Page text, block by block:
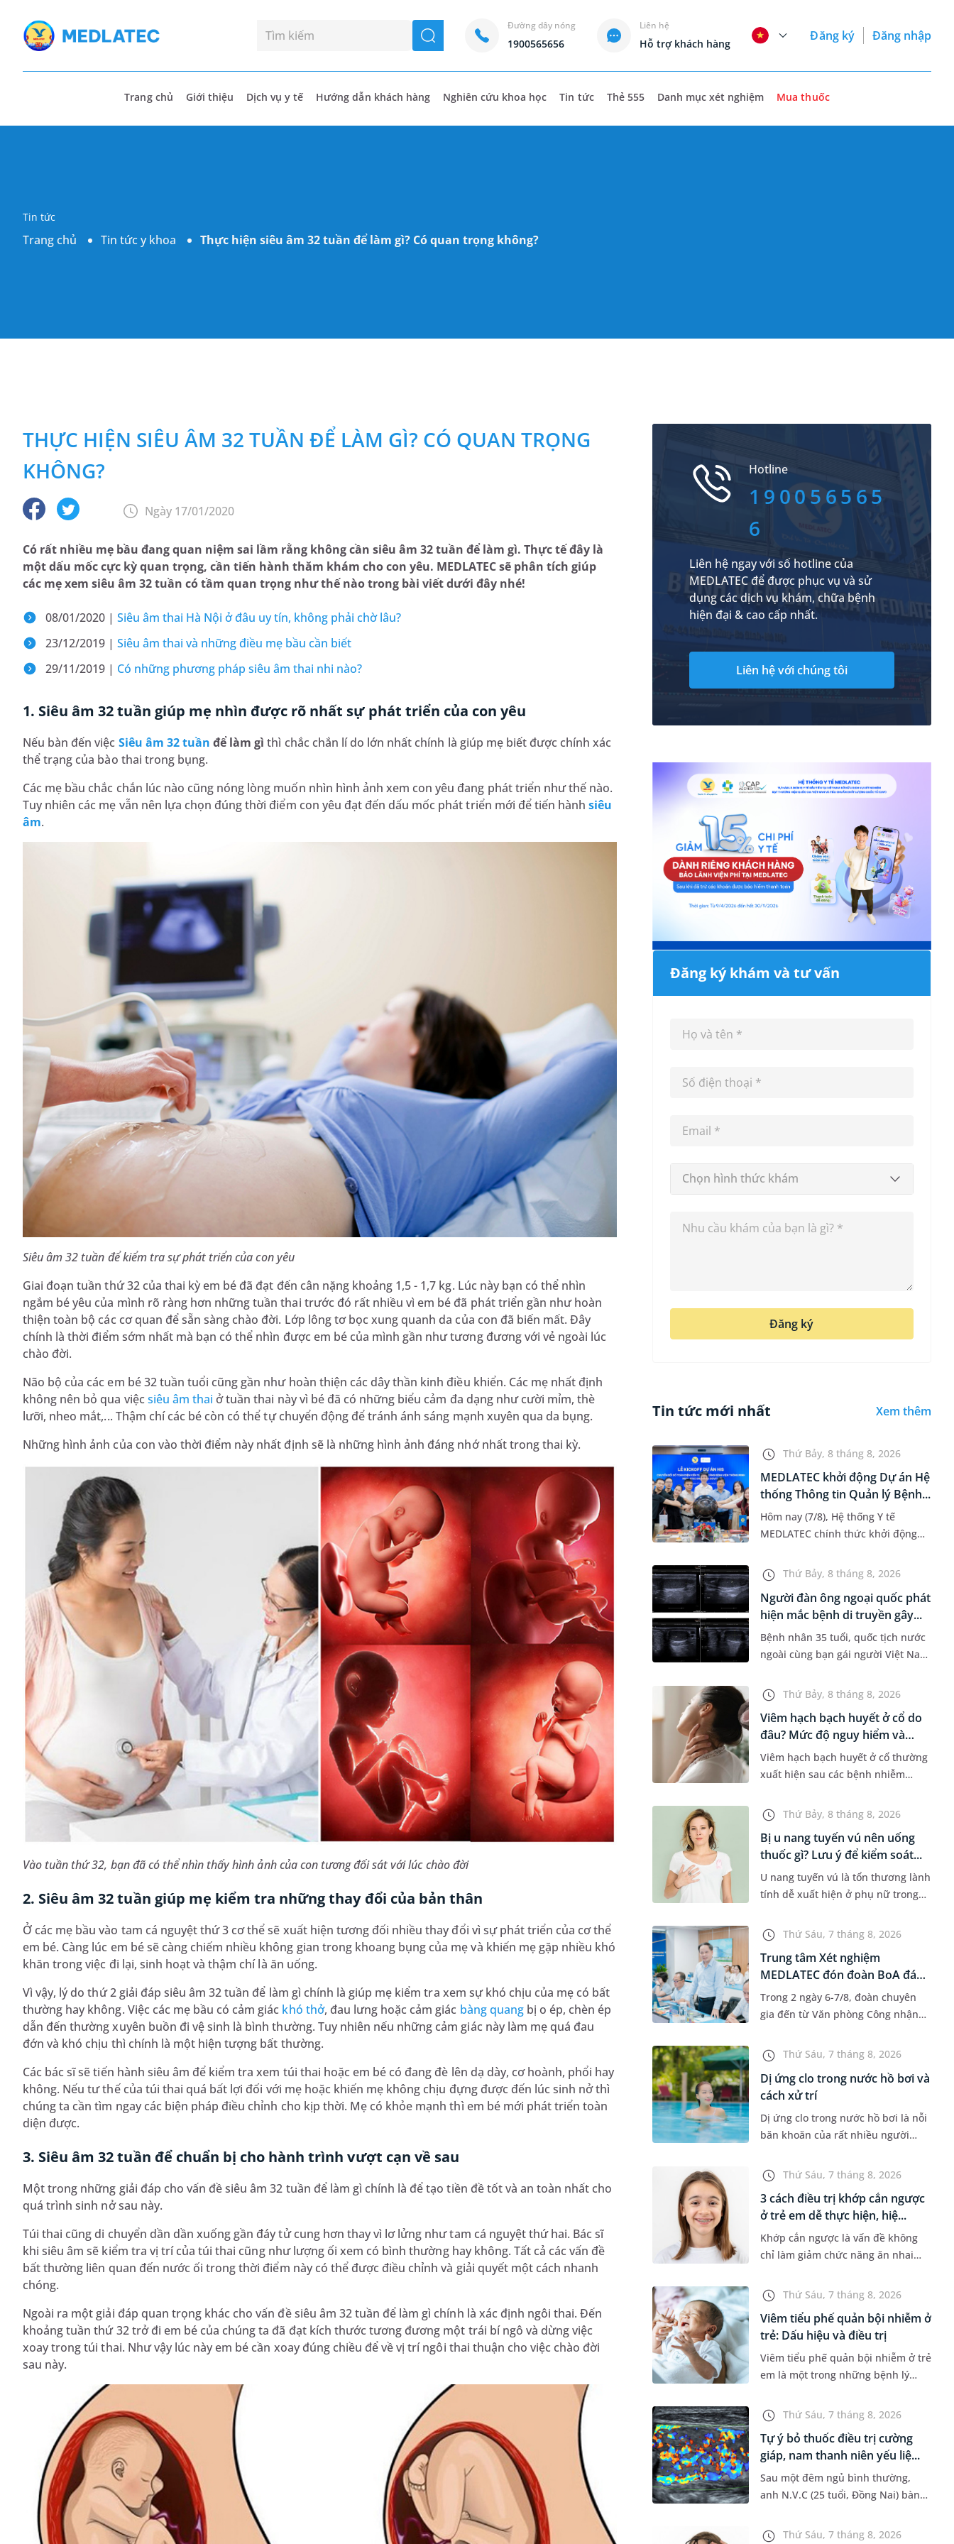
seach
Đường dây nóng
1900565656
Liên hệ
Hỗ trợ khách hàng
Đăng ký Đăng nhập
Trang chủ Giới thiệu Dịch vụ y tế Hướng dẫn khách hàng Nghiên cứu khoa học Tin tức Thẻ 555 Danh mục xét nghiệm Mua thuốc
Tin tức
Trang chủ Tin tức y khoa Thực hiện siêu âm 32 tuần để làm gì? Có quan trọng không?
THỰC HIỆN SIÊU ÂM 32 TUẦN ĐỂ LÀM GÌ? CÓ QUAN TRỌNG
KHÔNG?
Ngày 17/01/2020
Có rất nhiều mẹ bầu đang quan niệm sai lầm rằng không cần siêu âm 32 tuần để làm gì. Thực tế đây là
một dấu mốc cực kỳ quan trọng, cần tiến hành thăm khám cho con yêu. MEDLATEC sẽ phân tích giúp
các mẹ xem siêu âm 32 tuần có tầm quan trọng như thế nào trong bài viết dưới đây nhé!
08/01/2020 | Siêu âm thai Hà Nội ở đâu uy tín, không phải chờ lâu?
23/12/2019 | Siêu âm thai và những điều mẹ bầu cần biết
29/11/2019 | Có những phương pháp siêu âm thai nhi nào?
1. Siêu âm 32 tuần giúp mẹ nhìn được rõ nhất sự phát triển của con yêu
Nếu bàn đến việc Siêu âm 32 tuần để làm gìthì chắc chắn lí do lớn nhất chính là giúp mẹ biết được chính xác
thể trạng của bào thai trong bụng.
Các mẹ bầu chắc chắn lúc nào cũng nóng lòng muốn nhìn hình ảnh xem con yêu đang phát triển như thế nào.
Tuy nhiên các mẹ vẫn nên lựa chọn đúng thời điểm con yêu đạt đến dấu mốc phát triển mới để tiến hànhsiêu
âm.
Siêu âm 32 tuần để kiểm tra sự phát triển của con yêu
Giai đoạn tuần thứ 32 của thai kỳ em bé đã đạt đến cân nặng khoảng 1,5 - 1,7 kg. Lúc này bạn có thể nhìn
ngắm bé yêu của mình rõ ràng hơn những tuần thai trước đó rất nhiều vì em bé đã phát triển gần như hoàn
thiện toàn bộ các cơ quan để sẵn sàng chào đời. Lớp lông tơ bọc xung quanh da của con đã biến mất. Đây
chính là thời điểm sớm nhất mà bạn có thể nhìn được em bé của mình gần như tương đương với vẻ ngoài lúc
chào đời.
Não bộ của các em bé 32 tuần tuổi cũng gần như hoàn thiện các dây thần kinh điều khiển. Các mẹ nhất định
không nên bỏ qua việc siêu âm thai ở tuần thai này vì bé đã có những biểu cảm đa dạng như cười mỉm, thè
lưỡi, nheo mắt,... Thậm chí các bé còn có thể tự chuyển động để tránh ánh sáng mạnh xuyên qua da bụng.
Những hình ảnh của con vào thời điểm này nhất định sẽ là những hình ảnh đáng nhớ nhất trong thai kỳ.
Vào tuần thứ 32, bạn đã có thể nhìn thấy hình ảnh của con tương đối sát với lúc chào đời
2. Siêu âm 32 tuần giúp mẹ kiểm tra những thay đổi của bản thân
Ở các mẹ bầu vào tam cá nguyệt thứ 3 cơ thể sẽ xuất hiện tương đối nhiều thay đổi vì sự phát triển của cơ thể
em bé. Càng lúc em bé sẽ càng chiếm nhiều không gian trong khoang bụng của mẹ và khiến mẹ gặp nhiều khó
khăn trong việc đi lại, sinh hoạt và thậm chí là ăn uống.
Vì vậy, lý do thứ 2 giải đáp siêu âm 32 tuần để làm gì chính là giúp mẹ kiểm tra xem sự khó chịu của mẹ có bất
thường hay không. Việc các mẹ bầu có cảm giác khó thở, đau lưng hoặc cảm giác bàng quangbị o ép, chèn ép
dẫn đến thường xuyên buồn đi vệ sinh là bình thường. Tuy nhiên nếu những cảm giác này làm mẹ quá đau
đớn và khó chịu thì chính là một hiện tượng bất thường.
Các bác sĩ sẽ tiến hành siêu âm để kiểm tra xem túi thai hoặc em bé có đang đè lên dạ dày, cơ hoành, phổi hay
không. Nếu tư thế của túi thai quá bất lợi đối với mẹ hoặc khiến mẹ không chịu đựng được đến lúc sinh nở thì
chúng ta cần tìm ngay các biện pháp điều chỉnh cho kịp thời. Mẹ có khỏe mạnh thì em bé mới phát triển toàn
diện được.
3. Siêu âm 32 tuần để chuẩn bị cho hành trình vượt cạn về sau
Một trong những giải đáp cho vấn đề siêu âm 32 tuần để làm gì chính là để tạo tiền đề tốt và an toàn nhất cho
quá trình sinh nở sau này.
Túi thai cũng di chuyển dần dần xuống gần đáy tử cung hơn thay vì lơ lửng như tam cá nguyệt thứ hai. Bác sĩ
khi siêu âm sẽ kiểm tra vị trí của túi thai cũng như lượng ối xem có bình thường hay không. Tất cả các vấn đề
bất thường liên quan đến nước ối trong thời điểm này có thể được điều chỉnh và giải quyết một cách nhanh
chóng.
Ngoài ra một giải đáp quan trọng khác cho vấn đề siêu âm 32 tuần để làm gì chính là xác định ngôi thai. Đến
khoảng tuần thứ 32 trở đi em bé của chúng ta đã đạt kích thước tương đương một trái bí ngô và dừng việc
xoay trong túi thai. Như vậy lúc này em bé cần xoay đúng chiều để về vị trí ngôi thai thuận cho việc chào đời
sau này.
Hotline
190056565
6
Liên hệ ngay với số hotline của
MEDLATEC để được phục vụ và sử
dụng các dịch vụ khám, chữa bệnh
hiện đại & cao cấp nhất.
Liên hệ với chúng tôi
Đăng ký khám và tư vấn
Chọn hình thức khám
Đăng ký
Tin tức mới nhất Xem thêm
Thứ Bảy, 8 tháng 8, 2026
MEDLATEC khởi động Dự án Hệ
thống Thông tin Quản lý Bệnh...
Hôm nay (7/8), Hệ thống Y tế
MEDLATEC chính thức khởi động
Bệnh viện (HIS - Hospital
Information System) giai đoạn mới.
Dự á...
Thứ Bảy, 8 tháng 8, 2026
Người đàn ông ngoại quốc phát
hiện mắc bệnh di truyền gây...
Bệnh nhân 35 tuổi, quốc tịch nước
ngoài cùng bạn gái người Việt Nam
hôn nhân. Qua thăm khám và làm
các xét nghiệm chuyên sâu,...
Thứ Bảy, 8 tháng 8, 2026
Viêm hạch bạch huyết ở cổ do
đâu? Mức độ nguy hiểm và
phư...
Viêm hạch bạch huyết ở cổ thường
xuất hiện sau các bệnh nhiễm
đến lao hạch hoặc ung thư. Để tìm
hiểu nguyên nhân gây viêm,...
Thứ Bảy, 8 tháng 8, 2026
Bị u nang tuyến vú nên uống
thuốc gì? Lưu ý để kiểm soát...
U nang tuyến vú là tổn thương lành
tính dễ xuất hiện ở phụ nữ trong
mắc bệnh, nhiều người thường
băn khoăn u nang tuyến v...
Thứ Sáu, 7 tháng 8, 2026
Trung tâm Xét nghiệm
MEDLATEC đón đoàn BoA đánh
giá giám...
Trong 2 ngày 6-7/8, đoàn chuyên
gia đến từ Văn phòng Công nhận
nhận và đánh giá cao nỗ lực duy trì
hệ thống quản lý chất lượ...
Thứ Sáu, 7 tháng 8, 2026
Dị ứng clo trong nước hồ bơi và
cách xử trí
Dị ứng clo trong nước hồ bơi là nỗi
băn khoăn của rất nhiều người
trường hợp thường xuyên bơi ở
những hồ bơi nhân tạo. Bài v...
Thứ Sáu, 7 tháng 8, 2026
3 cách điều trị khớp cắn ngược
ở trẻ em dễ thực hiện, hiệ...
Khớp cắn ngược là vấn đề không
chỉ làm giảm chức năng ăn nhai
đối của khuôn mặt. Do đó, cần khắc
phục sớm tình trạng này để...
Thứ Sáu, 7 tháng 8, 2026
Viêm tiểu phế quản bội nhiễm ở
trẻ: Dấu hiệu và điều trị
Viêm tiểu phế quản bội nhiễm ở trẻ
em là một trong những bệnh lý
bùng phát vào thời điểm giao mùa.
Khi những tổn thương ban đầ...
Thứ Sáu, 7 tháng 8, 2026
Tự ý bỏ thuốc điều trị cường
giáp, nam thanh niên yếu liệ...
Sau một đêm ngủ bình thường,
anh N.V.C (25 tuổi, Đồng Nai) bàng
không thể vận động đi lại được. Kết
Thứ Sáu, 7 tháng 8, 2026